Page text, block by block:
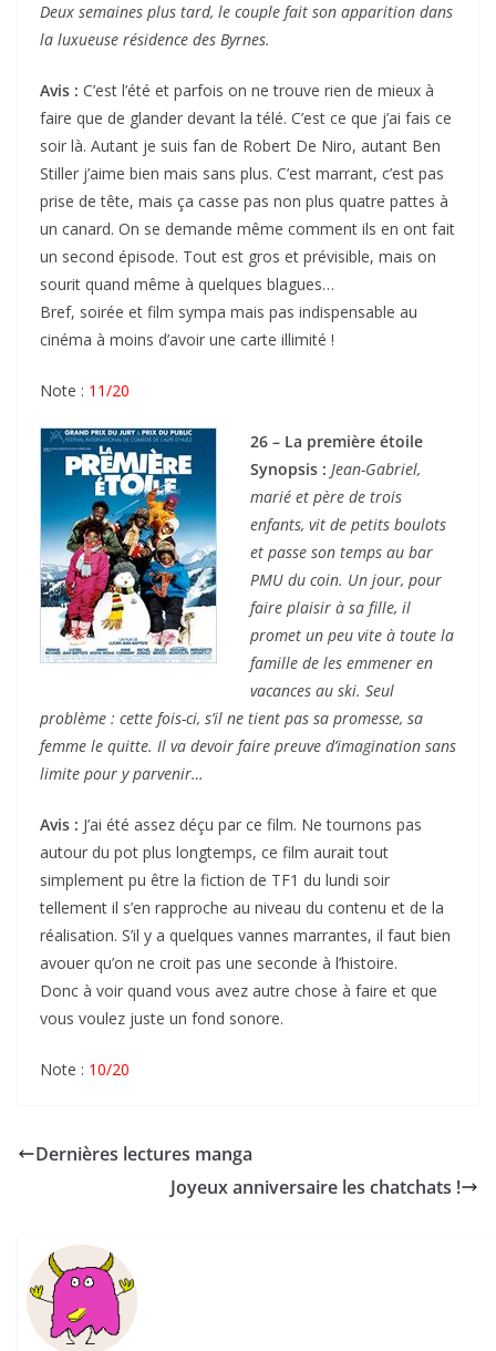
Deux semaines plus tard, le couple fait son apparition dans
la luxueuse résidence des Byrnes.
Avis : C’est l’été et parfois on ne trouve rien de mieux à
faire que de glander devant la télé. C’est ce que j’ai fais ce
soir là. Autant je suis fan de Robert De Niro, autant Ben
Stiller j’aime bien mais sans plus. C’est marrant, c’est pas
prise de tête, mais ça casse pas non plus quatre pattes à
un canard. On se demande même comment ils en ont fait
un second épisode. Tout est gros et prévisible, mais on
sourit quand même à quelques blagues…
Bref, soirée et film sympa mais pas indispensable au
cinéma à moins d’avoir une carte illimité !
Note : 11/20
26 – La première étoile
Synopsis : Jean-Gabriel,
marié et père de trois
enfants, vit de petits boulots
et passe son temps au bar
PMU du coin. Un jour, pour
faire plaisir à sa fille, il
promet un peu vite à toute la
famille de les emmener en
vacances au ski. Seul
problème : cette fois-ci, s’il ne tient pas sa promesse, sa
femme le quitte. Il va devoir faire preuve d’imagination sans
limite pour y parvenir…
Avis : J’ai été assez déçu par ce film. Ne tournons pas
autour du pot plus longtemps, ce film aurait tout
simplement pu être la fiction de TF1 du lundi soir
tellement il s’en rapproche au niveau du contenu et de la
réalisation. S’il y a quelques vannes marrantes, il faut bien
avouer qu’on ne croit pas une seconde à l’histoire.
Donc à voir quand vous avez autre chose à faire et que
vous voulez juste un fond sonore.
Note : 10/20
Dernières lectures manga
Joyeux anniversaire les chatchats !